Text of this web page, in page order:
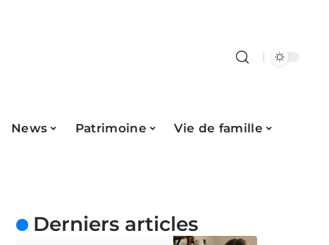
News Patrimoine
Vie de famille
Derniers articles